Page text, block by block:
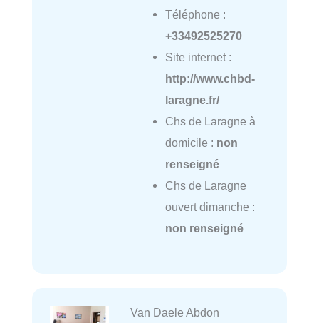
Téléphone :
+33492525270
Site internet :
http://www.chbd-
laragne.fr/
Chs de Laragne à
domicile : non
renseigné
Chs de Laragne
ouvert dimanche :
non renseigné
Van Daele Abdon